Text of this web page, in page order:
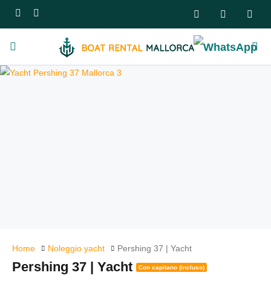
Home Noleggio yacht Pershing 37 | Yacht
Pershing 37 | Yacht Con capitano (incluso)